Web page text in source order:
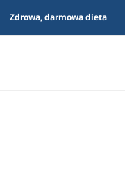
Zdrowa, darmowa dieta